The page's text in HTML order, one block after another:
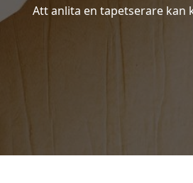
Att anlita en tapetserare kan